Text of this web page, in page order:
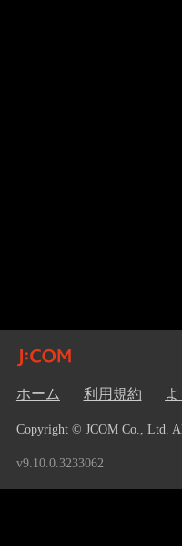
ホーム 利用規約
Copyright © JCOM Co., Ltd.
v9.10.0.3233062